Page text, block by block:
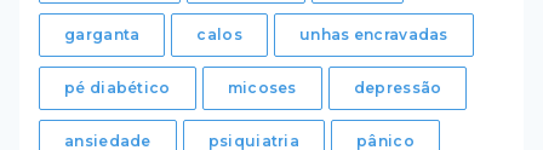
garganta calos unhas encravadas
pé diabético micoses depressão
ansiedade psiquiatria pânico